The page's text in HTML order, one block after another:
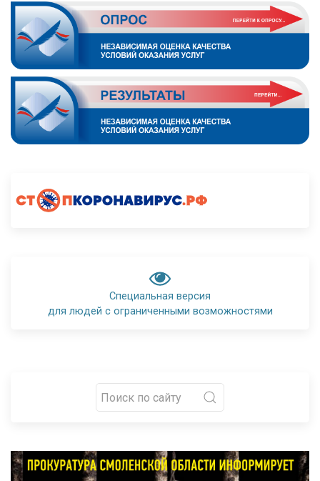
Специальная версия
для людей с ограниченными возможностями